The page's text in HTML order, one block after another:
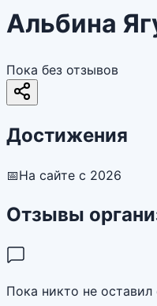
Альбина
Пока без отзывов
Достижения
📅На сайте с 2026
Отзывы
Пока никто не